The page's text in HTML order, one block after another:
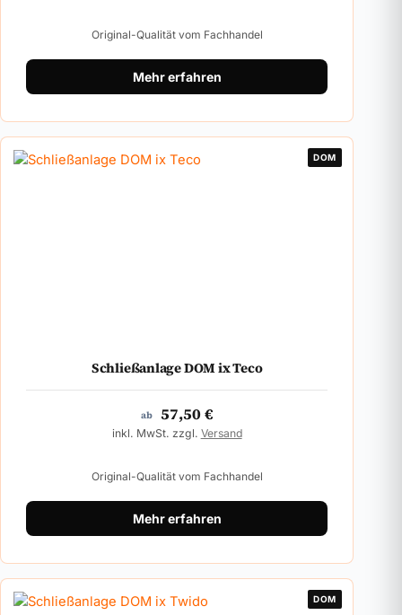
Original-Qualität vom Fachhandel
Mehr erfahren
DOM
Schließanlage DOM ix Teco
ab 57,50€
inkl. MwSt. zzgl. Versand
Original-Qualität vom Fachhandel
Mehr erfahren
DOM